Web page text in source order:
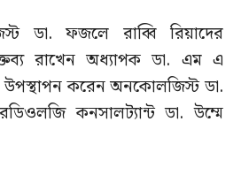
ডা. ফজলে রাব্বি রিয়াদের
রাখেন অধ্যাপক ডা. এম এ
উপস্থাপন করেন অনকোলজিস্ট ডা.
কনসালট্যান্ট ডা. উম্মে